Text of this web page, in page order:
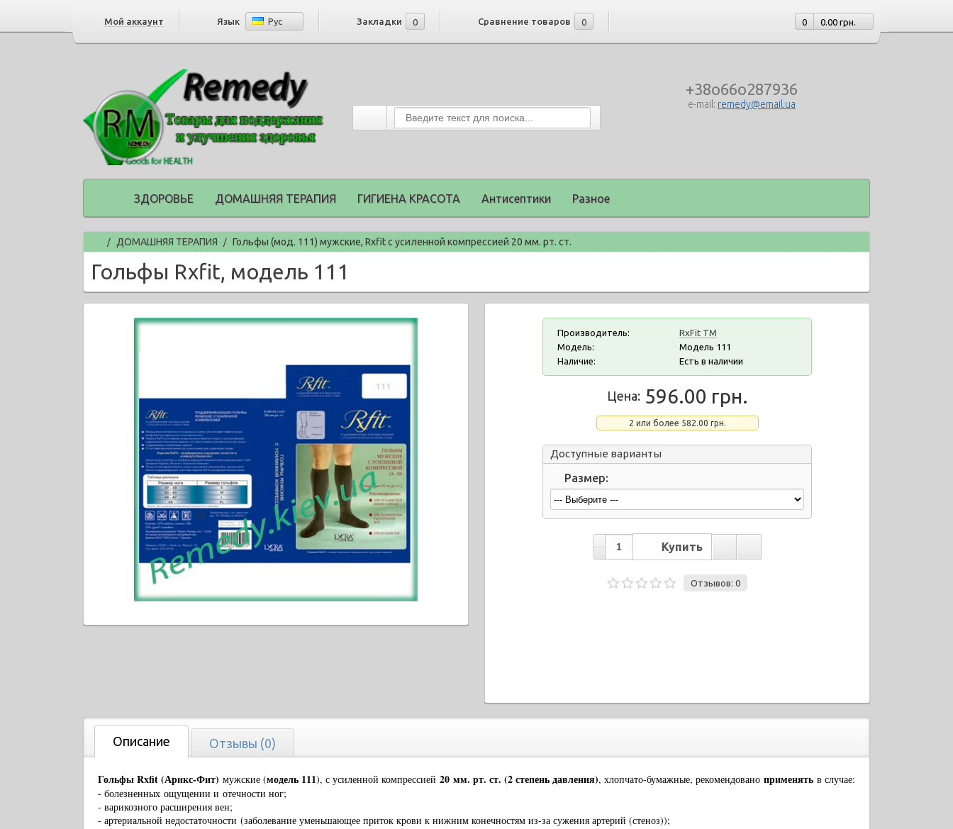
Мой аккаунт Язык Рус Закладки 0 Сравнение товаров 0 0 0.00 грн.
+38o66o287936
e-mail: remedy@email.ua
ЗДОРОВЬЕ ДОМАШНЯЯ ТЕРАПИЯ ГИГИЕНА КРАСОТА Антисептики Разное
Главная
/ ДОМАШНЯЯ ТЕРАПИЯ / Гольфы (мод. 111) мужские, Rxfit с усиленной компрессией 20 мм. рт. ст.
Гольфы Rxfit, модель 111
Производитель:
RxFit ТМ
Модель:
Модель 111
Наличие:
Есть в наличии
Цена: 596.00 грн.
2 или более 582.00 грн.
Доступные варианты
Размер:
Отзывов: 0
Описание Отзывы (0)
Гольфы Rxfit (Арикс-Фит) мужские (модель 111), с усиленной компрессией 20 мм. рт. ст. (2 степень давления), хлопчато-бумажные, рекомендовано применять в случае:
- болезненных ощущении и отечности ног;
- варикозного расширения вен;
- артериальной недостаточности (заболевание уменьшающее приток крови к нижним конечностям из-за сужения артерий (стеноз));